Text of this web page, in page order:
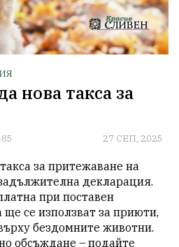
нова такса за
27 СЕП, 2025
за притежаване на
декларация.
при поставен
се използват за приюти,
бездомните животни.
обсъждане – подайте